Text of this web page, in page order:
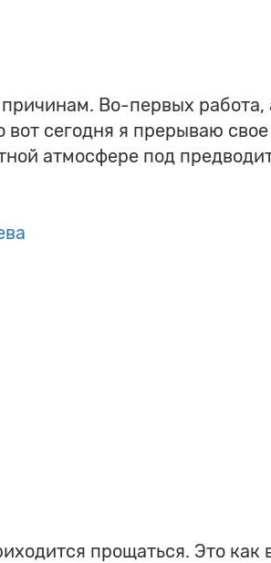
Во-первых
сегодня я прерываю
атмосфере под
прощаться. Это как